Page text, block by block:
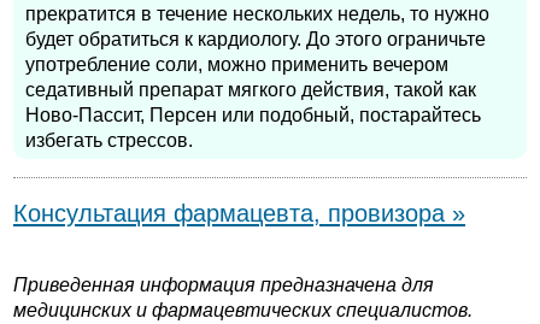
прекратится в течение нескольких недель, то нужно
будет обратиться к кардиологу. До этого ограничьте
употребление соли, можно применить вечером
седативный препарат мягкого действия, такой как
Ново-Пассит, Персен или подобный, постарайтесь
избегать стрессов.
Консультация фармацевта, провизора »
Приведенная информация предназначена для
медицинских и фармацевтических специалистов.